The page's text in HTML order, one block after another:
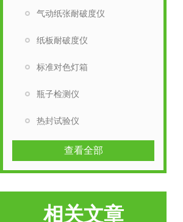
气动纸张耐破度仪
纸板耐破度仪
标准对色灯箱
瓶子检测仪
热封试验仪
查看全部
相关文章